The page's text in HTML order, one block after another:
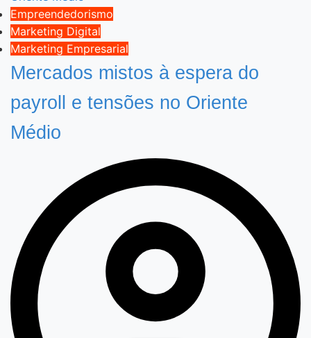
Empreendedorismo
Marketing Digital
Marketing Empresarial
Mercados mistos à espera do
payroll e tensões no Oriente
Médio